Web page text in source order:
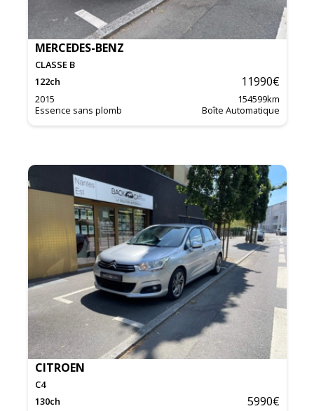
MERCEDES-BENZ
CLASSE B
122ch 11990€
2015 154599km
Essence sans plomb
Boîte Automatique
CITROEN
C4
130ch 5990€